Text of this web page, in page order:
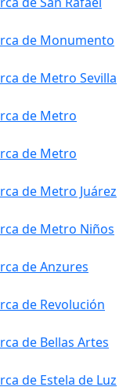
de Monumento
de Metro Sevilla
de Metro
de Metro
de Metro Juárez
de Metro Niños
de Anzures
de Revolución
de Bellas Artes
de Estela de Luz